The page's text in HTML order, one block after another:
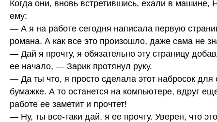
Когда они, вновь встретившись, ехали в машине,
ему:
— А я на работе сегодня написала первую
романа. А как все это произошло, даже сама не
— Дай я прочту, я обязательно эту страницу
ее начало, — Зарик протянул руку.
— Да ты что, я просто сделала этот набросок для
бумажке. А то останется на компьютере, вдруг
работе ее заметит и прочтет!
— Ну, ты все-таки дай, я ее прочту. Уверен, что